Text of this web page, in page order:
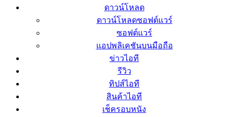
ดาวน์โหลด
ดาวน์โหลดซอฟต์แวร์
ซอฟต์แวร์
แอปพลิเคชันบนมือถือ
ข่าวไอที
รีวิว
ทิปส์ไอที
สินค้าไอที
เช็ครอบหนัง